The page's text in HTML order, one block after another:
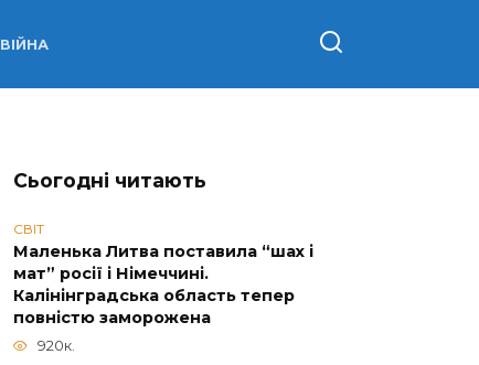
ВІЙНА
Сьогодні читають
СВІТ
Маленька Литва поставила “шах і
мат” росії і Німеччині.
Калінінградська область тепер
повністю заморожена
920к.